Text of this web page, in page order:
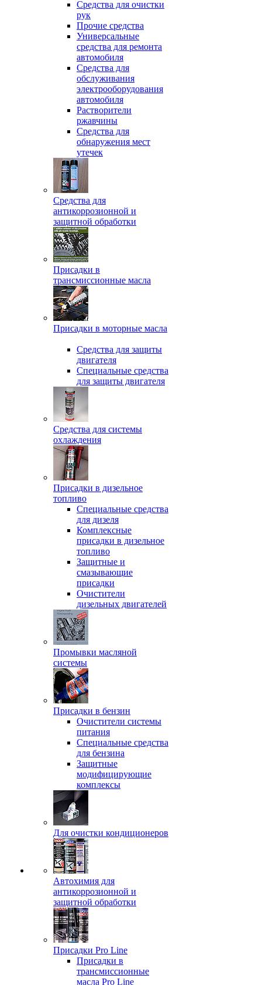
Средства для очистки
рук
Прочие средства
Универсальные
средства для ремонта
автомобиля
Средства для
обслуживания
электрооборудования
автомобиля
Растворители
ржавчины
Средства для
обнаружения мест
утечек
Средства для
антикоррозионной и
защитной обработки
Присадки в
трансмиссионные масла
Присадки в моторные масла
Средства для защиты
двигателя
Специальныe средства
для защиты двигателя
Средства для системы
охлаждения
Присадки в дизельное
топливо
Спeциальные средства
для дизеля
Комплексные
присадки в дизельное
топливо
Защитные и
смазывающие
присадки
Очистители
дизельных двигателей
Промывки масляной
системы
Присадки в бензин
Очистители системы
питания
Специальные срeдства
для бензина
Защитные
модифицирующие
комплексы
Для очистки кондиционеров
Автохимия для
антикоррозионной и
защитной обработки
Присадки Pro Line
Присадки в
трансмиссионные
масла Pro Line